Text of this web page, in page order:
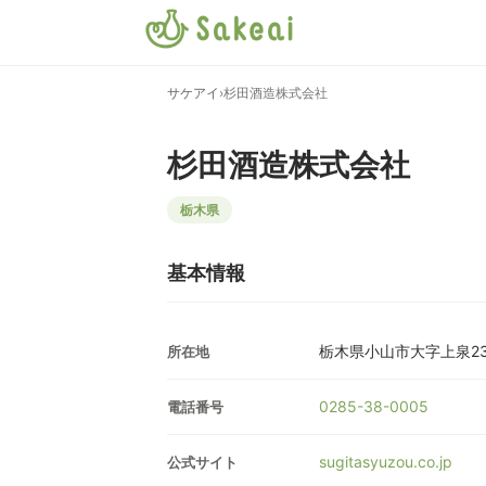
サケアイ ›杉田酒造株式会社
杉田酒造株式会社
栃木県
基本情報
所在地 栃木県小山市大字上泉
電話番号 0285-38-0005
公式サイト sugitasyuzou.co.jp